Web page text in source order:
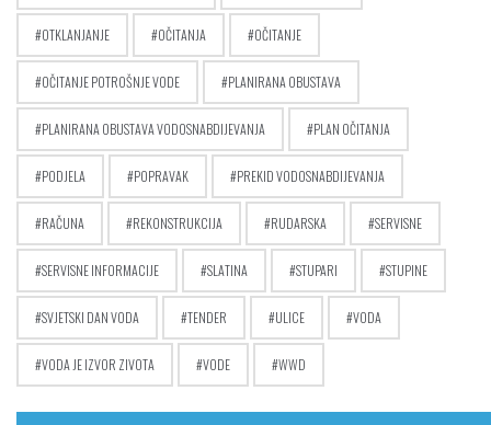
OTKLANJANJE OČITANJA OČITANJE
OČITANJE POTROŠNJE VODE PLANIRANA OBUSTAVA
PLANIRANA OBUSTAVA VODOSNABDIJEVANJA PLAN OČITANJA
PODJELA POPRAVAK PREKID VODOSNABDIJEVANJA
RAČUNA REKONSTRUKCIJA RUDARSKA SERVISNE
SERVISNE INFORMACIJE SLATINA STUPARI STUPINE
SVJETSKI DAN VODA TENDER ULICE VODA
VODA JE IZVOR ZIVOTA VODE WWD